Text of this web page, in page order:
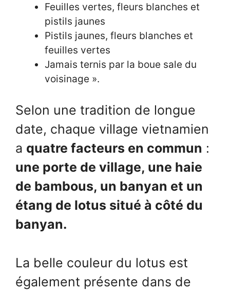
Feuilles vertes, fleurs blanches et
pistils jaunes
Pistils jaunes, fleurs blanches et
feuilles vertes
Jamais ternis par la boue sale du
voisinage ».
Selon une tradition de longue
date, chaque village vietnamien
a quatre facteurs en commun :
une porte de village, une haie
de bambous, un banyan et un
étang de lotus situé à côté du
banyan.
La belle couleur du lotus est
également présente dans de